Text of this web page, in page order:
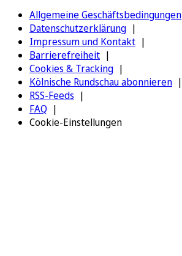
Allgemeine Geschäftsbedingungen
Datenschutzerklärung
Impressum und Kontakt
Barrierefreiheit
Cookies & Tracking
Kölnische Rundschau abonnieren
RSS-Feeds
FAQ
Cookie-Einstellungen